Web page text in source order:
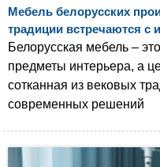
Мебель белорусских
традиции встречаются с
Белорусская мебель –
предметы интерьера, а
сотканная из вековых
современных решений